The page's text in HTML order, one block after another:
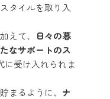
タイルを取り入
えて、
日々の暮
なサポートのス
に受け入れられま
まるように、 ナ